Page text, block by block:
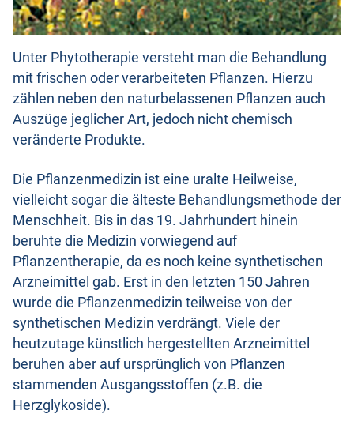
Unter Phytotherapie versteht man die Behandlung
mit frischen oder verarbeiteten Pflanzen. Hierzu
zählen neben den naturbelassenen Pflanzen auch
Auszüge jeglicher Art, jedoch nicht chemisch
veränderte Produkte.
Die Pflanzenmedizin ist eine uralte Heilweise,
vielleicht sogar die älteste Behandlungsmethode der
Menschheit. Bis in das 19. Jahrhundert hinein
beruhte die Medizin vorwiegend auf
Pflanzentherapie, da es noch keine synthetischen
Arzneimittel gab. Erst in den letzten 150 Jahren
wurde die Pflanzenmedizin teilweise von der
synthetischen Medizin verdrängt. Viele der
heutzutage künstlich hergestellten Arzneimittel
beruhen aber auf ursprünglich von Pflanzen
stammenden Ausgangsstoffen (z.B. die
Herzglykoside).